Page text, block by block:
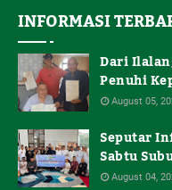
INFORMASI
Dari
Penuhi
August 05,
Seputar
Sabtu
de Latinos
August 04,